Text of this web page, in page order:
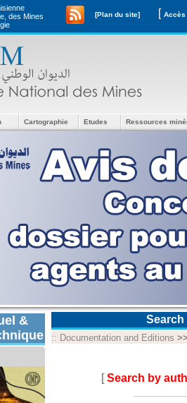
des Mines
[Plan du site] [
Cartographie Etudes Ressources
&
:: Documentation and Editions >>
[Search by